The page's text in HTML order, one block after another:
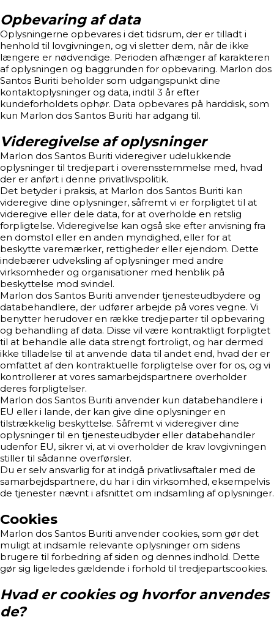
Opbevaring af data
Oplysningerne opbevares i det tidsrum, der er tilladt i
henhold til lovgivningen, og vi sletter dem, når de ikke
længere er nødvendige. Perioden afhænger af karakteren
af oplysningen og baggrunden for opbevaring. Marlon dos
Santos Buriti beholder som udgangspunkt dine
kontaktoplysninger og data, indtil 3 år efter
kundeforholdets ophør. Data opbevares på harddisk, som
kun Marlon dos Santos Buriti har adgang til.
Videregivelse af oplysninger
Marlon dos Santos Buriti videregiver udelukkende
oplysninger til tredjepart i overensstemmelse med, hvad
der er anført i denne privatlivspolitik.
Det betyder i praksis, at Marlon dos Santos Buriti kan
videregive dine oplysninger, såfremt vi er forpligtet til at
videregive eller dele data, for at overholde en retslig
forpligtelse. Videregivelse kan også ske efter anvisning fra
en domstol eller en anden myndighed, eller for at
beskytte varemærker, rettigheder eller ejendom. Dette
indebærer udveksling af oplysninger med andre
virksomheder og organisationer med henblik på
beskyttelse mod svindel.
Marlon dos Santos Buriti anvender tjenesteudbydere og
databehandlere, der udfører arbejde på vores vegne. Vi
benytter herudover en række tredjeparter til opbevaring
og behandling af data. Disse vil være kontraktligt forpligtet
til at behandle alle data strengt fortroligt, og har dermed
ikke tilladelse til at anvende data til andet end, hvad der er
omfattet af den kontraktuelle forpligtelse over for os, og vi
kontrollerer at vores samarbejdspartnere overholder
deres forpligtelser.
Marlon dos Santos Buriti anvender kun databehandlere i
EU eller i lande, der kan give dine oplysninger en
tilstrækkelig beskyttelse. Såfremt vi videregiver dine
oplysninger til en tjenesteudbyder eller databehandler
udenfor EU, sikrer vi, at vi overholder de krav lovgivningen
stiller til sådanne overførsler.
Du er selv ansvarlig for at indgå privatlivsaftaler med de
samarbejdspartnere, du har i din virksomhed, eksempelvis
de tjenester nævnt i afsnittet om indsamling af oplysninger.
Cookies
Marlon dos Santos Buriti anvender cookies, som gør det
muligt at indsamle relevante oplysninger om sidens
brugere til forbedring af siden og dennes indhold. Dette
gør sig ligeledes gældende i forhold til tredjepartscookies.
Hvad er cookies og hvorfor anvendes
de?